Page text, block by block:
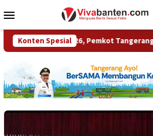
ke
Mobile
Konten Spesial
Award 2026, Pemkot Tangerang Perkuat